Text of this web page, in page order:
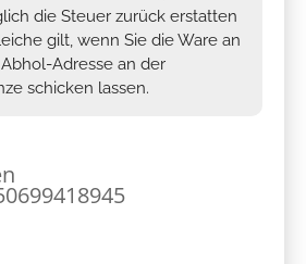
die Steuer zurück erstatten
gilt, wenn Sie die Ware an
Adresse an der
schicken lassen.